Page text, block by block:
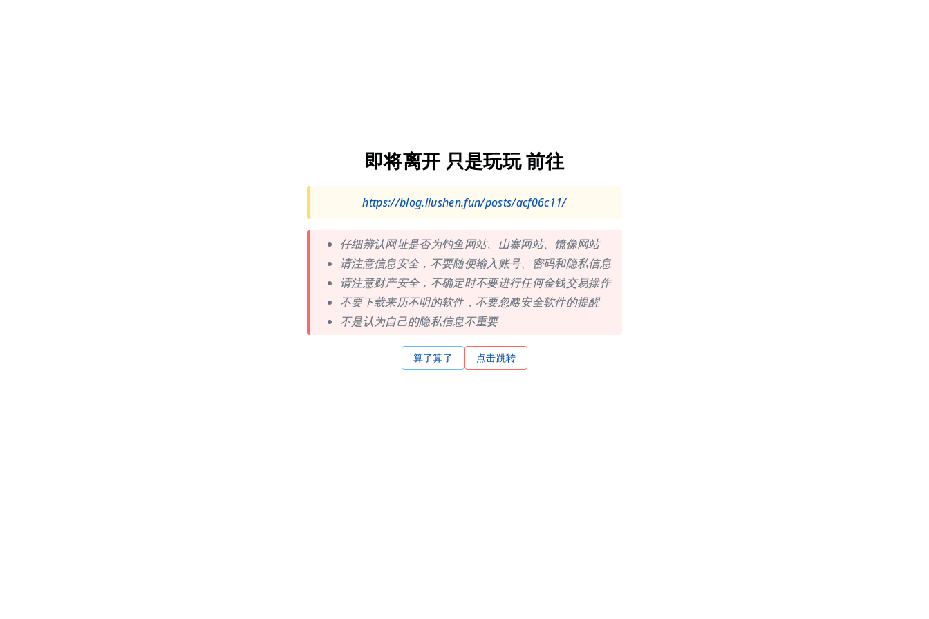
即将离开 只是玩玩 前往
https://blog.liushen.fun/posts/acf06c11/
仔细辨认网址是否为钓鱼网站、山寨网站、镜像网站
请注意信息安全，不要随便输入账号、密码和隐私信息
请注意财产安全，不确定时不要进行任何金钱交易操作
不要下载来历不明的软件，不要忽略安全软件的提醒
不是认为自己的隐私信息不重要
算了算了 点击跳转